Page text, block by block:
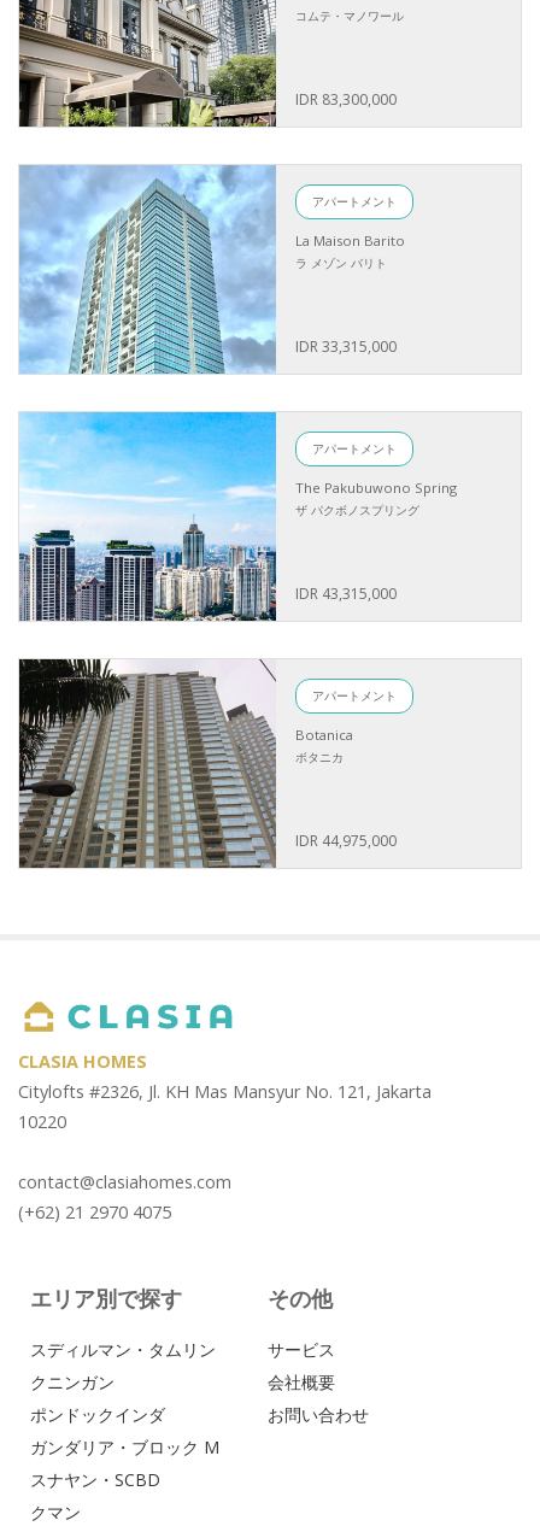
CLASIA HOMES
Citylofts #2326, Jl. KH Mas Mansyur No. 121, Jakarta
10220
contact@clasiahomes.com
(+62) 21 2970 4075
エリア別で探す
スディルマン・タムリン
クニンガン
ポンドックインダ
ガンダリア・ブロック M
スナヤン・SCBD
クマン
その他
サービス
会社概要
お問い合わせ